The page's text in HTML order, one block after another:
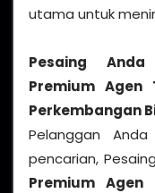
utama untuk
Pesaing
Premium Agen
Perkembangan
Pelanggan
pencarian,
Premium Agen